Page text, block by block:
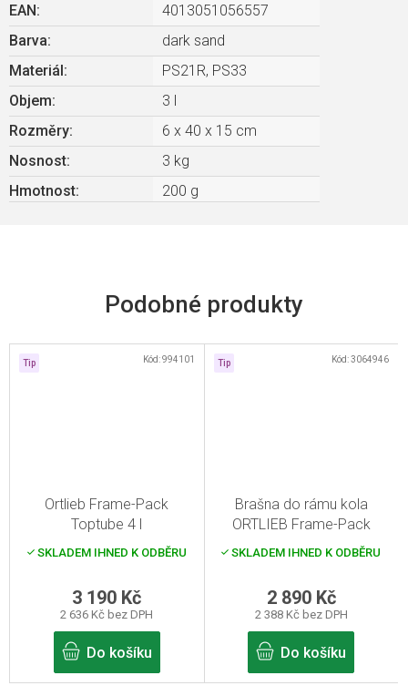
EAN :
4013051056557
Barva:
dark sand
Materiál :
PS21R, PS33
Objem:
3 l
Rozměry:
6 x 40 x 15 cm
Nosnost:
3 kg
Hmotnost: 200 g
Tip
Ortlieb Frame-Pack
Toptube 4 l
SKLADEM IHNED K ODBĚRU
2 636 Kč bez DPH
3 190 Kč
Do košíku
Kód:994101 Tip
Brašna do rámu kola
ORTLIEB Frame-Pack
Toptube 3L
SKLADEM IHNED K ODBĚRU
2 388 Kč bez DPH
2 890 Kč
Do košíku
Kód:3064946